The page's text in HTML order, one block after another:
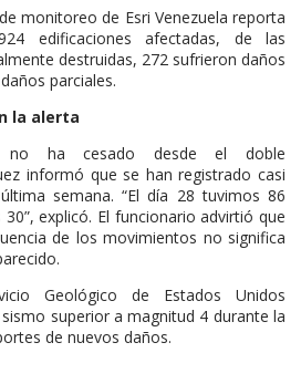
monitoreo de Esri Venezuela reporta
edificaciones afectadas, de las
destruidas, 272 sufrieron daños
parciales.
la alerta
no ha cesado desde el doble
informó que se han registrado casi
semana. “El día 28 tuvimos 86
explicó. El funcionario advirtió que
de los movimientos no significa
Geológico de Estados Unidos
superior a magnitud 4 durante la
de nuevos daños.